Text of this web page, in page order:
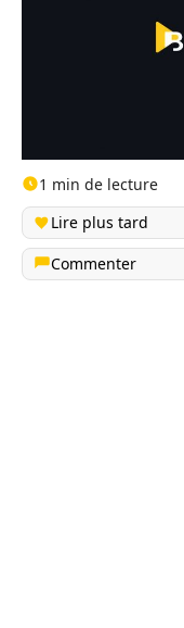
1 min de lecture
Lire plus tard
Commenter